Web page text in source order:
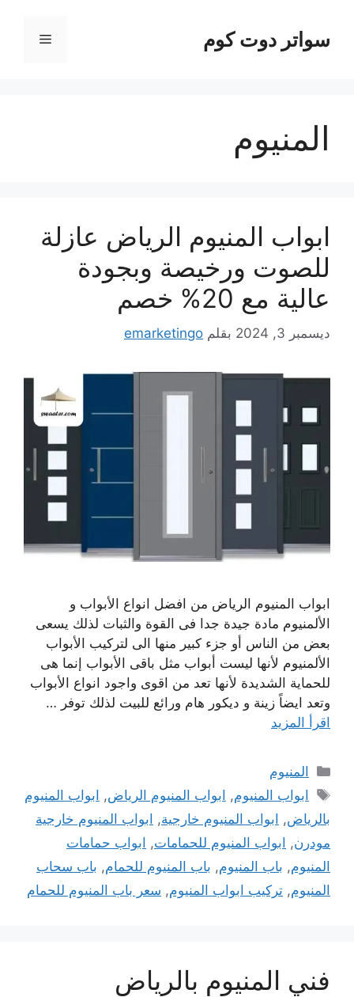
المحتوىسواتر دوت كوم القائمة
المنيوم
ابواب المنيوم الرياض عازلة
للصوت ورخيصة وبجودة
عالية مع 20% خصم
ديسمبر 3, 2024 بقلم emarketingo
ابواب المنيوم الرياض من افضل انواع الأبواب و
الألمنيوم مادة جيدة جدا فى القوة والثبات لذلك يسعى
بعض من الناس أو جزء كبير منها الى لتركيب الأبواب
الألمنيوم لأنها ليست أبواب مثل باقى الأبواب إنما هى
للحماية الشديدة لأنها تعد من اقوى واجود انواع الأبواب
وتعد ايضاً زينة و ديكور هام ورائع للبيت لذلك توفر …
اقرأ المزيد
التصنيفات
المنيوم
الوسوم
ابواب المنيوم, ابواب المنيوم الرياض, ابواب المنيوم
بالرياض, ابواب المنيوم خارجية, ابواب المنيوم خارجية
مودرن, ابواب المنيوم للحمامات, ابواب حمامات
المنيوم, باب المنيوم, باب المنيوم للحمام, باب سحاب
المنيوم, تركيب ابواب المنيوم, سعر باب المنيوم للحمام
فني المنيوم بالرياض